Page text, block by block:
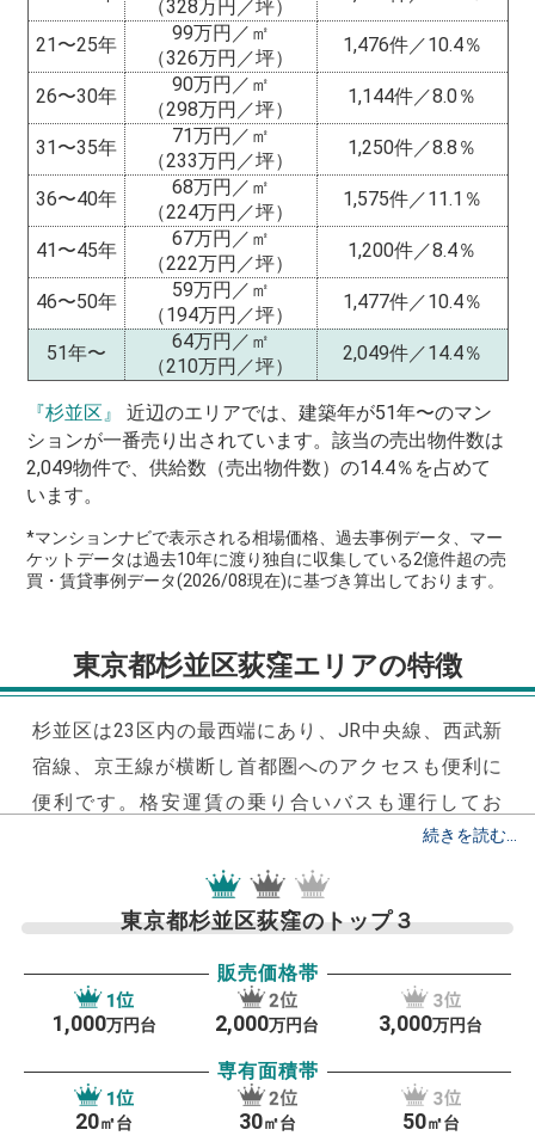
（328万円／坪）
21〜25年
99万円／㎡
（326万円／坪）
1,476件／10.4％
26〜30年
90万円／㎡
（298万円／坪）
1,144件／8.0％
31〜35年
71万円／㎡
（233万円／坪）
1,250件／8.8％
36〜40年
68万円／㎡
（224万円／坪）
1,575件／11.1％
41〜45年
67万円／㎡
（222万円／坪）
1,200件／8.4％
46〜50年
59万円／㎡
（194万円／坪）
1,477件／10.4％
51年〜
64万円／㎡
（210万円／坪）
2,049件／14.4％
『杉並区』
近辺のエリアでは、建築年が51年〜のマン
ションが一番売り出されています。該当の売出物件数は
2,049物件で、供給数（売出物件数）の14.4％を占めて
います。
*マンションナビで表示される相場価格、過去事例データ、マー
ケットデータは過去10年に渡り独自に収集している2億件超の売
買・賃貸事例データ(2026/08現在)に基づき算出しております。
東京都杉並区荻窪エリアの特徴
杉並区は23区内の最西端にあり、JR中央線、西武新
宿線、京王線が横断し首都圏へのアクセスも便利に
便利です。 格安運賃の乗り合いバスも運行してお
り、電車の乗り継ぎが難しいエリアでも、手軽にア
と比べて低いため、単身世帯や学生が住みやすい街
が多くあります。阿佐ヶ谷、高円寺、荻窪など、住
には点在しています。 他にも、上井草、下井草、浜
田山、久我山など人気のエリアはありますが、大規
東京都杉並区荻窪のトップ３
販売価格帯
1,000万円台 2,000万円台 3,000万円台
専有面積帯
20㎡台 30㎡台 50㎡台